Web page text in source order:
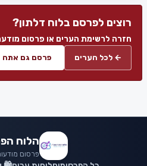
רוצים לפרסם בלוח דלתון?
חזרה לרשימת הערים או פרסום
← לכל הערים פרסם גם אתה
הלוח
פרסום